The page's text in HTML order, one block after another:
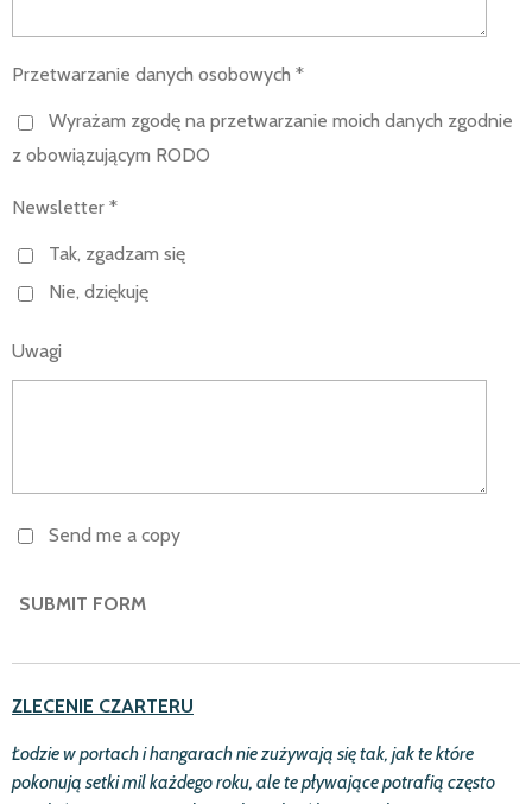
Przetwarzanie danych osobowych *
Wyrażam zgodę na przetwarzanie moich danych zgodnie
z obowiązującym RODO
Newsletter *
Tak, zgadzam się
Nie, dziękuję
Uwagi
Send me a copy
SUBMIT FORM
ZLECENIE CZARTERU
Łodzie w portach i hangarach nie zużywają się tak, jak te które
pokonują setki mil każdego roku, ale te pływające potrafią często